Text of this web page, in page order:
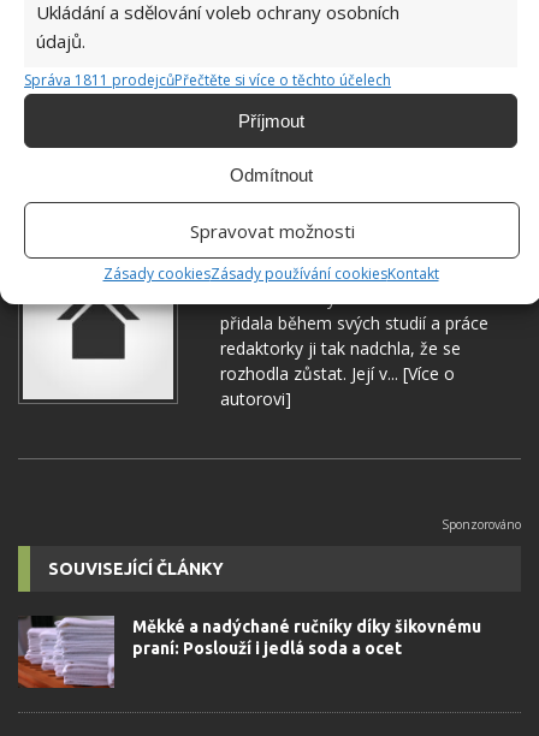
Ukládání a sdělování voleb ochrany osobních
údajů.
Správa 1811 prodejcůPřečtěte si více o těchto účelech
Příjmout
Odmítnout
Spravovat možnosti
Zásady cookiesZásady používání cookiesKontakt
DOMÁCÍ PRÁCE
Hana Musilová
přidala během svých studií a práce
redaktorky ji tak nadchla, že se
rozhodla zůstat. Její v... [Více o
autorovi]
SOUVISEJÍCÍ ČLÁNKY
Měkké a nadýchané ručníky díky šikovnému
praní: Poslouží i jedlá soda a ocet